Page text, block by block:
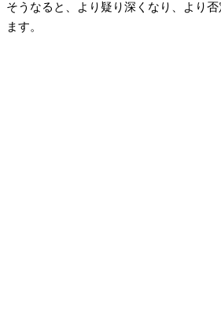
そうなると、より疑り深くなり、より
ます。